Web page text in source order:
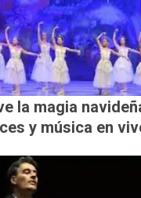
la magia
y música en